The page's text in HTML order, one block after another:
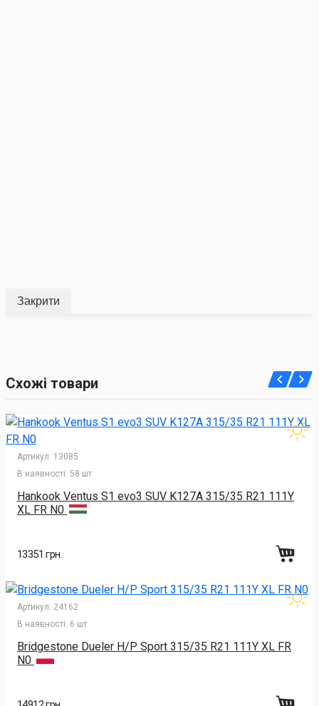
Закрити
Схожі товари
Артикул: 13085
В наявності: 58 шт
Hankook Ventus S1 evo3 SUV K127A 315/35 R21 111Y
XL FR N0
13351 грн.
Артикул: 24162
В наявності: 6 шт
Bridgestone Dueler H/P Sport 315/35 R21 111Y XL FR
N0